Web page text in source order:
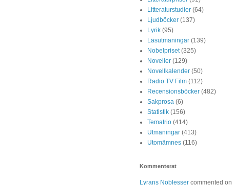
Litteraturstudier (64)
Ljudböcker (137)
Lyrik (95)
Läsutmaningar (139)
Nobelpriset (325)
Noveller (129)
Novellkalender (50)
Radio TV Film (112)
Recensionsböcker (482)
Sakprosa (6)
Statistik (156)
Tematrio (414)
Utmaningar (413)
Utomämnes (116)
Kommenterat
Lyrans Noblesser commented on